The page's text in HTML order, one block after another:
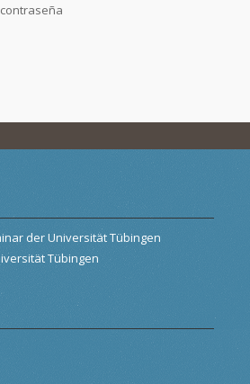
der Universität Tübingen
Tübingen